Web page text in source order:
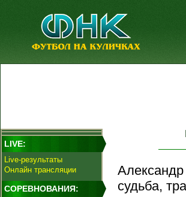
LIVE:
Live-результаты
Онлайн трансляции
СОРЕВНОВАНИЯ:
судьба,